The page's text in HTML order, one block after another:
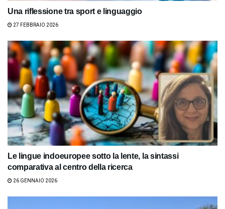
Una riflessione tra sport e linguaggio
27 FEBBRAIO 2026
Le lingue indoeuropee sotto la lente, la sintassi
comparativa al centro della ricerca
26 GENNAIO 2026